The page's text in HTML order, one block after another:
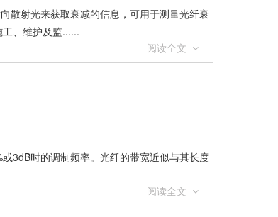
散射光来获取衰减的信息，可用于测量光纤衰
、维护及监......
阅读全文
3dB时的调制频率。光纤的带宽近似与其长度
阅读全文